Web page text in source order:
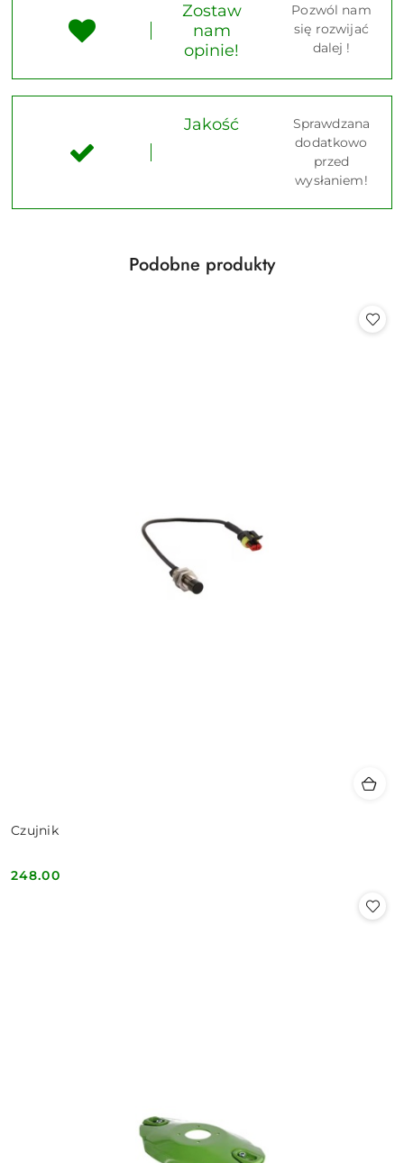
Zostaw
nam
opinie!
Pozwól nam
się rozwijać
dalej !
Jakość
Sprawdzana
dodatkowo
przed
wysłaniem!
Pomiń karuzelę produktów
Produkty
Podobne produkty
Czujnik
Cena:
248.00